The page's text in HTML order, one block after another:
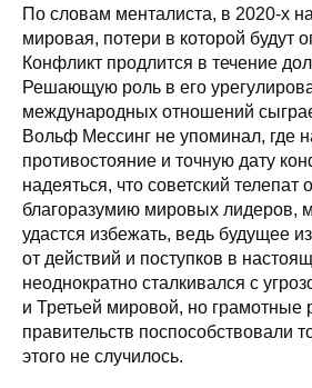
По словам менталиста, в 2020-х
мировая, потери в которой будут
Конфликт продлится в течение
Решающую роль в его
международных отношений
Вольф Мессинг не упоминал, где
противостояние и точную дату
надеяться, что советский телепат
благоразумию мировых лидеров,
удастся избежать, ведь будущее
от действий и поступков в
неоднократно сталкивался с
и Третьей мировой, но грамотные
правительств поспособствовали
этого не случилось.